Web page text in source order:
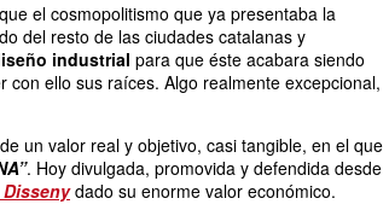
el cosmopolitismo que ya presentaba la
del resto de las ciudades catalanas y
industrial para que éste acabara siendo
con ello sus raíces. Algo realmente excepcional,
un valor real y objetivo, casi tangible, en el que
. Hoy divulgada, promovida y defendida desde
dado su enorme valor económico.